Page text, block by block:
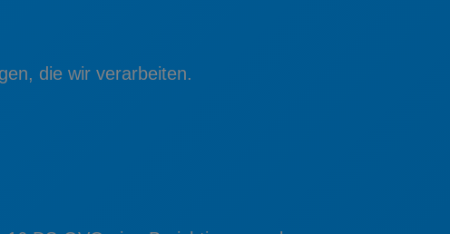
die wir verarbeiten.